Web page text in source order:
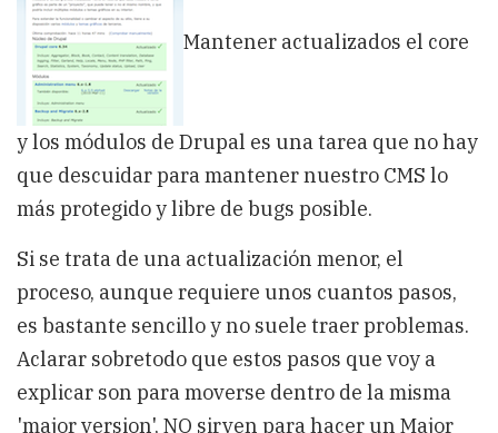
de
DrupalMantener actualizados el core
y los módulos de Drupal es una tarea que no hay
que descuidar para mantener nuestro CMS lo
más protegido y libre de bugs posible.
Si se trata de una actualización menor, el
proceso, aunque requiere unos cuantos pasos,
es bastante sencillo y no suele traer problemas.
Aclarar sobretodo que estos pasos que voy a
explicar son para moverse dentro de la misma
'major version', NO sirven para hacer un Major